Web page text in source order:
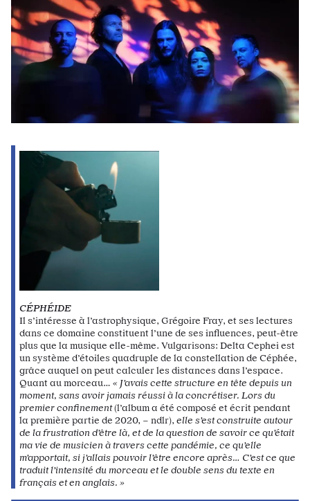
CÉPHÉIDE
Il s’intéresse à l’astrophysique, Grégoire Fray, et ses lectures
dans ce domaine constituent l’une de ses influences, peut-être
plus que la musique elle-même. Vulgarisons: Delta Cephei est
un système d’étoiles quadruple de la constellation de Céphée,
grâce auquel on peut calculer les distances dans l’espace.
Quant au morceau… « J’avais cette structure en tête depuis un
moment, sans avoir jamais réussi à la concrétiser. Lors du
premier confinement(l’album a été composé et écrit pendant
la première partie de 2020, – ndlr), elle s’est construite autour
de la frustration d’être là, et de la question de savoir ce qu’était
ma vie de musicien à travers cette pandémie, ce qu’elle
m’apportait, si j’allais pouvoir l’être encore après… C’est ce que
traduit l’intensité du morceau et le double sens du texte en
français et en anglais. »